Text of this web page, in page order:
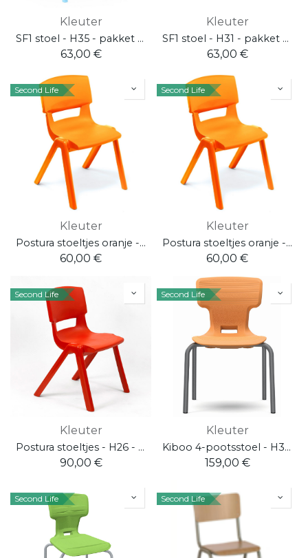
Kleuter
SF1 stoel - H35 - pakket 4 stuks
63,00 €
Kleuter
SF1 stoel - H31 - pakket 4 stuks
63,00 €
Second Life
Kleuter
Postura stoeltjes oranje - H35 - pakket 4 stuks
60,00 €
Second Life
Kleuter
Postura stoeltjes oranje - H31 - pakket 4 stuks
60,00 €
Second Life
Kleuter
Postura stoeltjes - H26 - pakket 6 stuks
90,00 €
Second Life
Kleuter
Kiboo 4-pootsstoel - H35 - pakket 4 stuks - oranje
159,00 €
Second Life Second Life